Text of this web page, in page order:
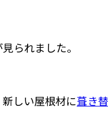
られました。
しい屋根材に葺き